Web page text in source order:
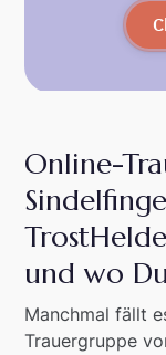
Online-
und wo
Manchmal fällt
Trauergruppe